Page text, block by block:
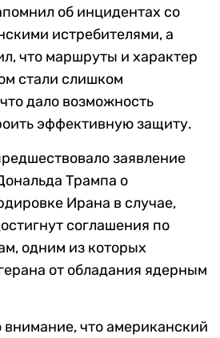
об инцидентах со
истребителями, а
что маршруты и характер
стали слишком
дало возможность
эффективную защиту.
заявление
Трампа о
Ирана в случае,
соглашения по
одним из которых
от обладания ядерным
что американский